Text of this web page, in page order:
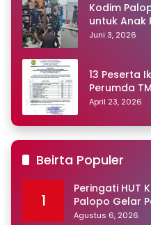
Kodim
untuk Anak
Juni 3, 2026
13 Peserta
Perumda
Peringkat
April 23, 2026
Beirta Populer
1
Peringati HUT
Palopo Gelar
Warga Binaan
Agustus 6, 2026